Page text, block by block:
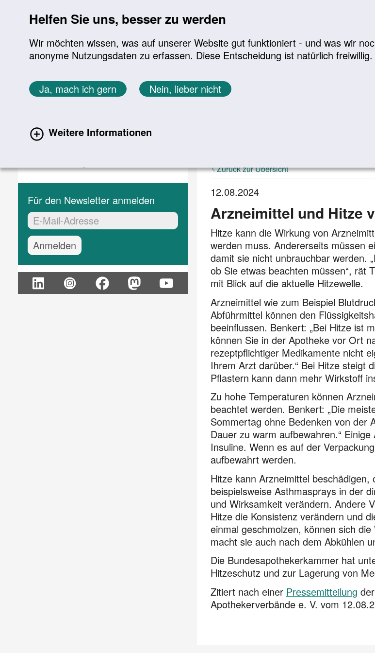
Helfen Sie uns, besser zu werden
Wir möchten wissen, was auf unserer Website gut funktioniert - und was wir
anonyme Nutzungsdaten zu erfassen. Diese Entscheidung ist natürlich freiwillig.
Ja, mach ich gern Nein, lieber nicht
Weitere Informationen
Sie befinden sich hier:
Startseite Aktuelles Aktuelle Meldungen
Aktuelle Meldungen
Für den Newsletter anmelden
EMail-Adresse:*
Zurück zur Übersicht
12.08.2024
Arzneimittel und Hitze
Hitze kann die Wirkung von
werden muss. Andererseits müssen
damit sie nicht unbrauchbar werden.
ob Sie etwas beachten müssen“, rät
mit Blick auf die aktuelle Hitze­welle.
Arzneimittel wie zum Beispiel
Abführmittel können den
beeinflussen. Benkert: „Bei Hitze ist
können Sie in der Apotheke vor Ort
rezeptpflichtiger Medikamente nicht
Ihrem Arzt darüber.“ Bei Hitze steigt
Pflastern kann dann mehr Wirkstoff
Zu hohe Temperaturen können
beachtet werden. Benkert: „Die
Sommertag ohne Bedenken von der
Dauer zu warm aufbewahren.“
Insuline. Wenn es auf der
aufbewahrt werden.
Hitze kann Arzneimittel
beispielsweise Asthmasprays in der
und Wirksamkeit verändern. Andere
Hitze die Konsistenz verändern und
einmal geschmolzen, können sich
macht sie auch nach dem Abkühlen
Die Bundesapothekerkammer hat
Hitzeschutz und zur Lagerung von
Zitiert nach einer Pressemitteilung
Apothekerverbände e. V. vom